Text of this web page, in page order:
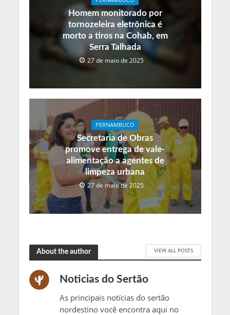
Homem monitorado por
tornozeleira eletrônica é
morto a tiros na Cohab, em
Serra Talhada
27 de maio de 2025
PERNAMBUCO
Secretaria de Obras
promove entrega de vale-
alimentação a agentes de
limpeza urbana
27 de maio de 2025
About the author VIEW ALL POSTS
Noticias do Sertão
As principais notícias do sertão
nordestino você encontra aqui no